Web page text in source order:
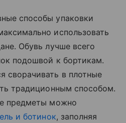
способы упаковки
использовать
Обувь лучше всего
подошвой к бортикам.
сворачивать в плотные
традиционным способом.
предметы можно
и ботинок, заполняя